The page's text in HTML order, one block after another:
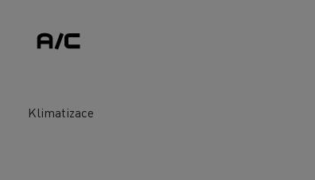
Klimatizace